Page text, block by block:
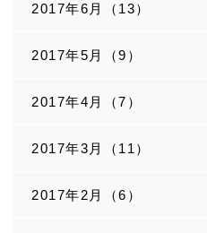
2017年6月（13）
2017年5月（9）
2017年4月（7）
2017年3月（11）
2017年2月（6）